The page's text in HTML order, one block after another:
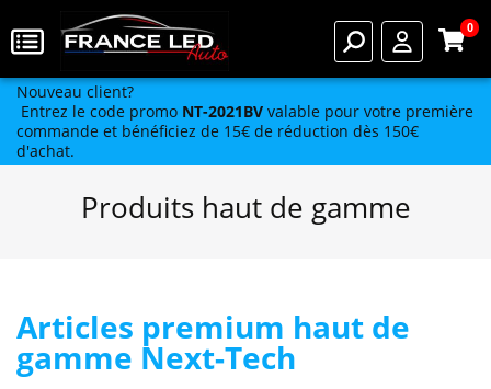
0
Nouveau client?
Entrez le code promo NT-2021BV valable pour votre première
commande et bénéficiez de 15€ de réduction dès 150€
d'achat.
Produits haut de gamme
Articles premium haut de
gamme Next-Tech